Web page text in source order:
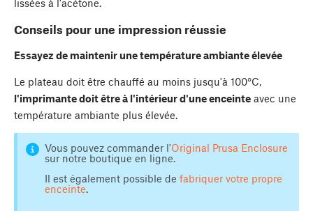
lissées à l'acétone.
Conseils pour une impression réussie
Essayez de maintenir une température ambiante élevée
Le plateau doit être chauffé au moins jusqu'à 100°C,
l'imprimante doit être à l'intérieur d'une enceinte avec une
température ambiante plus élevée.
Vous pouvez commander l'Original Prusa Enclosure
sur notre boutique en ligne.
Il est également possible de fabriquer votre propre
enceinte.